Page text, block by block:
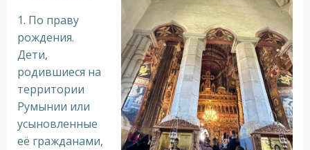
1. По праву
рождения.
Дети,
родившиеся на
территории
Румынии или
усыновленные
её гражданами,